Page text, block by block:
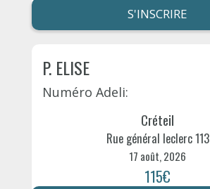
S'INSCRIRE
P. ELISE
Numéro Adeli:
Créteil
Rue général leclerc 113
17 août, 2026
115€